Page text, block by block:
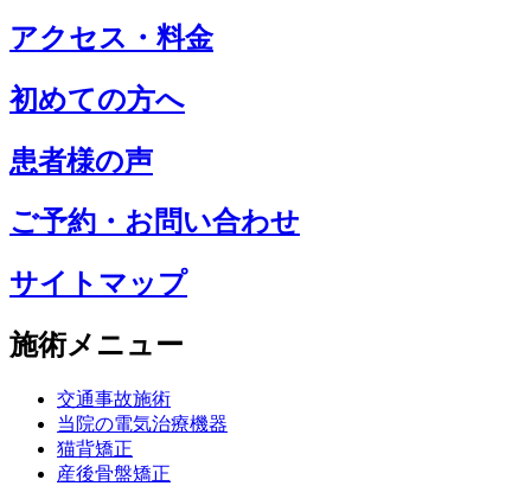
アクセス・料金
初めての方へ
患者様の声
ご予約・お問い合わせ
サイトマップ
施術メニュー
交通事故施術
当院の電気治療機器
猫背矯正
産後骨盤矯正